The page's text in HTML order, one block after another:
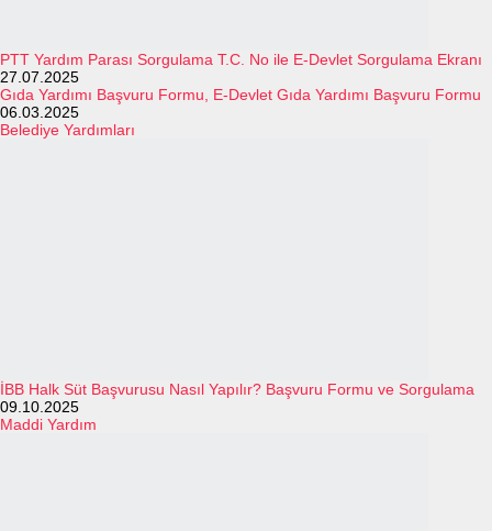
PTT Yardım Parası Sorgulama T.C. No ile E-Devlet Sorgulama Ekranı
27.07.2025
Gıda Yardımı Başvuru Formu, E-Devlet Gıda Yardımı Başvuru Formu
06.03.2025
Belediye Yardımları
İBB Halk Süt Başvurusu Nasıl Yapılır? Başvuru Formu ve Sorgulama
09.10.2025
Maddi Yardım